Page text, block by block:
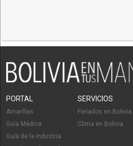
PORTAL
Amarillas
Guía Médica
Guía de la Industria
SERVICIOS
Feriados en Bolivia
Clima en Bolivia